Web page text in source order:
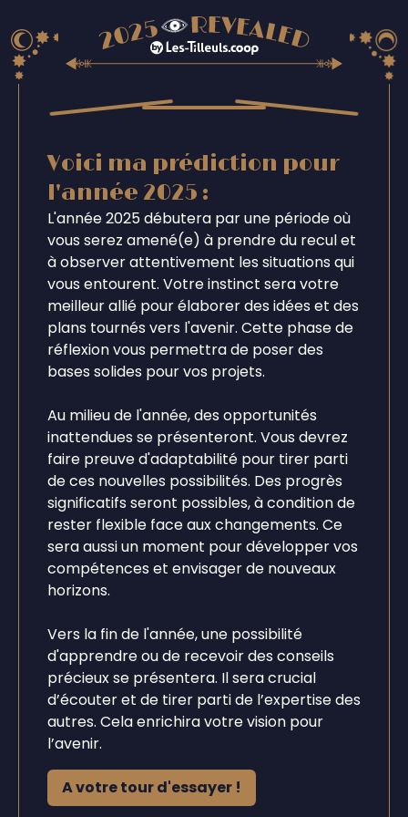
Voici ma prédiction pour
l'année 2025 :
L'année 2025 débutera par une période où
vous serez amené(e) à prendre du recul et
à observer attentivement les situations qui
vous entourent. Votre instinct sera votre
meilleur allié pour élaborer des idées et des
plans tournés vers l'avenir. Cette phase de
réflexion vous permettra de poser des
bases solides pour vos projets.
Au milieu de l'année, des opportunités
inattendues se présenteront. Vous devrez
faire preuve d'adaptabilité pour tirer parti
de ces nouvelles possibilités. Des progrès
significatifs seront possibles, à condition de
rester flexible face aux changements. Ce
sera aussi un moment pour développer vos
compétences et envisager de nouveaux
horizons.
Vers la fin de l'année, une possibilité
d'apprendre ou de recevoir des conseils
précieux se présentera. Il sera crucial
d’écouter et de tirer parti de l’expertise des
autres. Cela enrichira votre vision pour
l’avenir.
A votre tour d'essayer !